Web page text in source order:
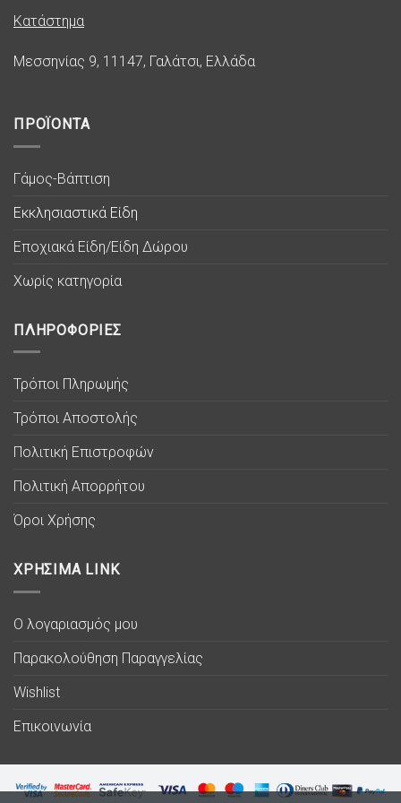
Κατάστημα
Μεσσηνίας 9, 11147, Γαλάτσι, Ελλάδα
ΠΡΟΪΟΝΤΑ
Γάμος-Βάπτιση
Εκκλησιαστικά Είδη
Εποχιακά Είδη/Είδη Δώρου
Χωρίς κατηγορία
ΠΛΗΡΟΦΟΡΙΕΣ
Τρόποι Πληρωμής
Τρόποι Αποστολής
Πολιτική Επιστροφών
Πολιτική Απορρήτου
Όροι Χρήσης
ΧΡΗΣΙΜΑ LINK
Ο λογαριασμός μου
Παρακολούθηση Παραγγελίας
Wishlist
Επικοινωνία